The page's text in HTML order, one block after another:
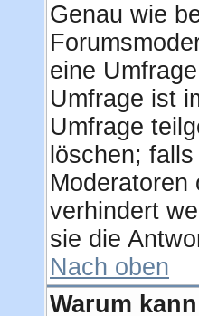
Genau wie
eine
Umfrage ist
Umfrage
löschen;
Moderatoren
verhindert
sie die
Nach oben
Warum